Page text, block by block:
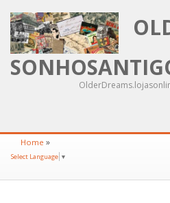
Home »
Select Language ▼